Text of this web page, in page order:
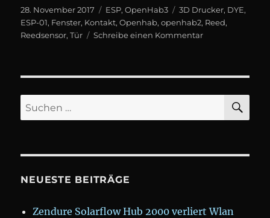
Veröffentlicht
am
28. November 2017 Kategorien
ESP,OpenHab3 Schlagwörter
3D Drucker, DYE,
ESP-01, Fenster, Kontakt,Openhab,openhab2, Reed,
Reedsensor,Tür Schreibe einen Kommentarzu
–
Suchen
nach:
NEUESTE BEITRÄGE
Zendure Solarflow Hub 2000 verliert Wlan